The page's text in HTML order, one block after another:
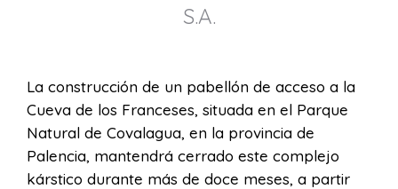
S.A.
La construcción de un pabellón de acceso a la
Cueva de los Franceses, situada en el Parque
Natural de Covalagua, en la provincia de
Palencia, mantendrá cerrado este complejo
kárstico durante más de doce meses, a partir